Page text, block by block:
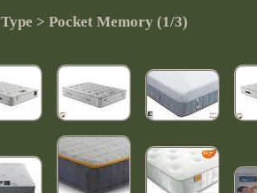
Type > Pocket Memory (1/3)